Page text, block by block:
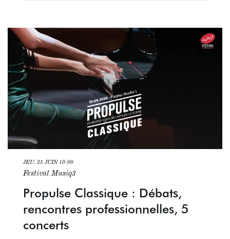
Propulse Classique : Débats,
rencontres professionnelles, 5
concerts
Festival Musiq3
JEU. 25 JUIN 10:00